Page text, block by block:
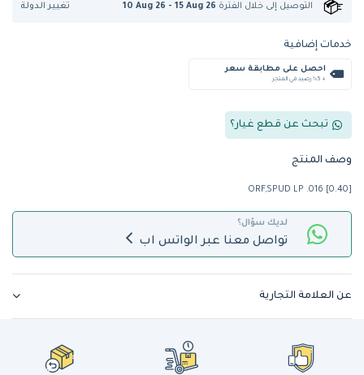
التوصيل إلى خلال الفترة 10 Aug 26 - 15 Aug 26 تغيير الدولة
خدمات إضافية
احصل على مطابقة سعر
+ %5 رصيد في المتجر
تبحث عن قطع غيار؟
وصف المنتج
ORF,SPUD LP .016 [0.40]
لديك سؤال؟
تواصل معنا عبر الواتس اب
عن العلامة التجارية